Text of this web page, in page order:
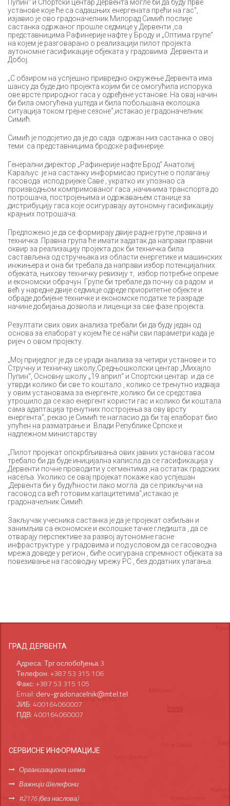
Пупин“ и Спортски центар Дервента могле би да буду прве
установе које ће са садашњих енергената прећи на гас“,
изјавио је ово градоначелник Милорад Симић послије
састанка одржаног прошле седмице у Дервенти ,са
представницима Рафинерије нафте у Броду и „Оптима групе“
на којем је разговарано о реализацији пилот пројекта
аутономне гасификације објеката у градовима Дервента и
Добој.
„С обзиром на успјешно привредно окружење Дервента има
шансу да буде дио пројекта којим би се омогућила испорука
ове врсте природног гаса у одређене установе. На овај начин
би била омогућена уштеда и била побољшана еколошка
ситуација током грејне сезоне“,истакао је градоначелник
Симић.
Симић је подсјетио да је до сада одржан низ састанка о овој
теми са представницима бродске рафинерије.
Генерални директор „Рафинерије нафте Брод“ Анатолиј
Караљус је на састанку информисао присутне о полагању
гасовода испод ријеке Саве , укратко их упознао са
производњом компримованог гаса ,начинима транспорта до
потрошача, постројењима и одржавањем станице за
дистрибуцију гаса које осигуравају аутономну гасификацију
крајњих потрошача.
Предложено је да се формирају двије радне групе ,правна и
техничка .Правна група ће имати задатак да направи правни
оквир за реализацију пројекта док би техничка била
састављена од стручњака из области енергетике и машинских
инжињера и она би требала да направи избор потенцијалних
објеката, њихову техничку ревизију т, избор потребне опреме
и економски обрачун. Групе би требале да почну са радом и
већ у наредне двије седмице одреде приоритетне објекте и
обраде добијене техничке и економске податке те разраде
начине добијања дозвола и лиценци за све фазе пројекта.
Резултати свих ових анализа требали би да буду један од
основа за елаборат у којем ће се наћи сви параметри када је
ријеч о овом пројекту.
„Мој приједлог је да се уради анализа за четири установе и то
Стручну и техничку школу,Средњошколски центар „Михајло
Пупин“, Основну школу „19.април“ и Спортски центар и да се
утврди колико би све то коштало , колико се тренутно издваја
у овим установама за енергенте ,колико би се средстава
утрошило да се као енергент користи гас и колико би коштала
сама адаптација тренутних постројења за ову врсту
енергента“, рекао је Симић те нагласио да би тај елаборат био
упућен на разматрање и Влади Републике Српске и
надлежном министарству
„Пилот пројекат опскрбљивања ових јавних установа гасом
требало би да буде иницијална каписла да се гасификација у
Дервенти почне проводити у сегментима ,на остатак градских
насеља. Уколико се овај пројекат покаже као успјешан
,Дервента би у будућности лако могла да се прикључи на
гасовод са већ готовим капацитетима“,истакао је
градоначелник Симић.
Закључак учесника састанка је да је пројекат озбиљан и
занимљив са економске и еколошке тачке гледишта , да се
отварају перспективе за развој аутономне гасне
инфраструктуре у градовима и под условом да се гасоводна
мрежа доведе у регион , биће осигурана спремност објеката за
повезивање на гасоводну мрежу РС , без додатних улагања.
ГРАД ДЕРВЕНТА
Адреса: Трг ослобођења 3
Телефон: +387 53 315 106
Факс: +387 53 315 105
Email: derv-gradonacelnik@mtel.tel
ЈИБ: 400164060007
ПДВ: 400164060007
СЕРВИСНЕ ИНФОРМАЦИЈЕ
Организациона шема
Важнији телефони
#2176 (без наслова)